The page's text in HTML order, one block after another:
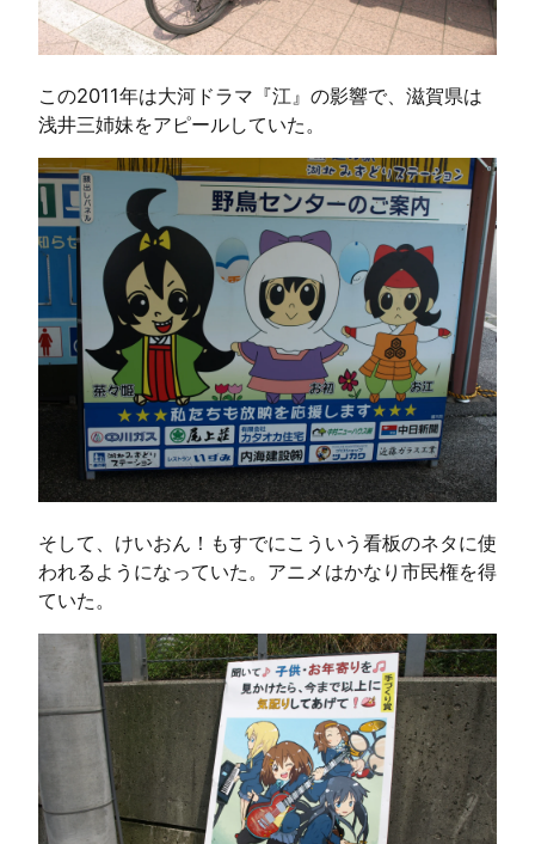
この2011年は大河ドラマ『江』の影響で、滋賀県は
浅井三姉妹をアピールしていた。
そして、けいおん！もすでにこういう看板のネタに使
われるようになっていた。アニメはかなり市民権を得
ていた。